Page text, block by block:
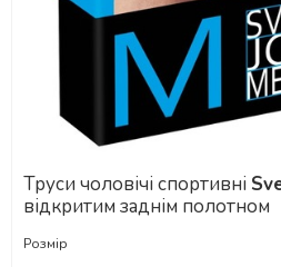
Труси чоловічі спортивні
відкритим заднім полотном
Розмір